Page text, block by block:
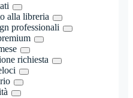
alla libreria
professionali
richiesta